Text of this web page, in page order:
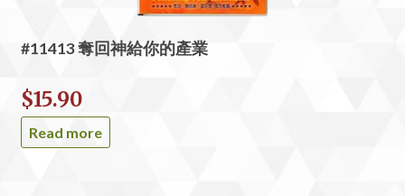
#11413 奪回神給你的產業
$15.90
Read more